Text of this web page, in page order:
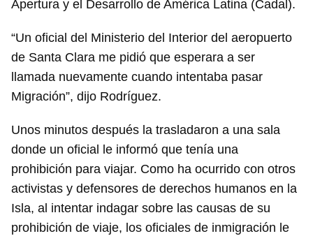
Apertura y el Desarrollo de América Latina (Cadal).
“Un oficial del Ministerio del Interior del aeropuerto
de Santa Clara me pidió que esperara a ser
llamada nuevamente cuando intentaba pasar
Migración”, dijo Rodríguez.
Unos minutos después la trasladaron a una sala
donde un oficial le informó que tenía una
prohibición para viajar. Como ha ocurrido con otros
activistas y defensores de derechos humanos en la
Isla, al intentar indagar sobre las causas de su
prohibición de viaje, los oficiales de inmigración le